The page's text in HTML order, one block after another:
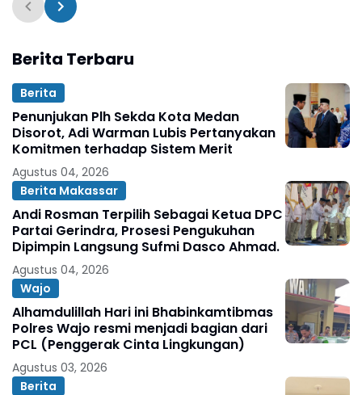
Berita Terbaru
Berita
Penunjukan Plh Sekda Kota Medan
Disorot, Adi Warman Lubis Pertanyakan
Komitmen terhadap Sistem Merit
Agustus 04, 2026
Berita Makassar
Andi Rosman Terpilih Sebagai Ketua DPC
Partai Gerindra, Prosesi Pengukuhan
Dipimpin Langsung Sufmi Dasco Ahmad.
Agustus 04, 2026
Wajo
Alhamdulillah Hari ini Bhabinkamtibmas
Polres Wajo resmi menjadi bagian dari
PCL (Penggerak Cinta Lingkungan)
Agustus 03, 2026
Berita